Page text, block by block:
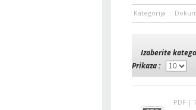
Kаtegorijа :
Izаberite
Prikаzа :
PDF |